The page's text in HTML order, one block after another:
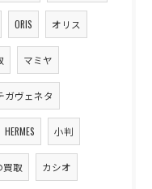
ORIS オリス
マミヤ
ガヴェネタ
HERMES 小判
買取 カシオ